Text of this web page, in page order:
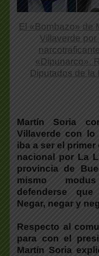
El «Bombazo» de
Villaverde por
«Dipunarco».
Diputados de la
Martín Soria
Villaverde con
iba a ser el
nacional por La
provincia de
mismo
defenderse
Negar, negar y
Respecto al
para con el
Martín Soria